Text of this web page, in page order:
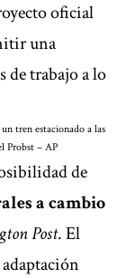
oficial
una
de trabajo a lo
tren estacionado a las
Probst – AP
de
a cambio
Post. El